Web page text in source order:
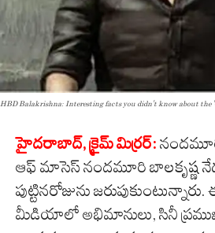
HBD Balakrishna: Interesting facts you didn't know about the
హైద‌రాబాద్‌, క్రైమ్ మిర్ర‌ర్‌:
ఆఫ్ మాసెస్ నందమూరి బాలకృష్ణ
పుట్టినరోజును
మీడియాలో అభిమానులు, సినీ